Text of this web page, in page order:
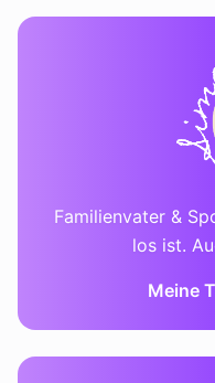
Familienvater &
los ist.
Meine